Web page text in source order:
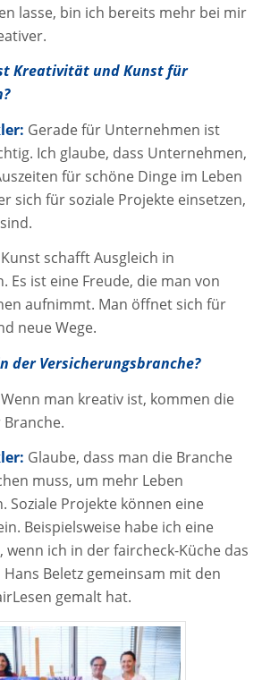
lasse, bin ich bereits mehr bei mir
Kreativität und Kunst für
Gerade für Unternehmen ist
Ich glaube, dass Unternehmen,
für schöne Dinge im Leben
sich für soziale Projekte einsetzen,
Kunst schafft Ausgleich in
Es ist eine Freude, die man von
aufnimmt. Man öffnet sich für
neue Wege.
der Versicherungsbranche?
Wenn man kreativ ist, kommen die
Glaube, dass man die Branche
muss, um mehr Leben
Soziale Projekte können eine
Beispielsweise habe ich eine
wenn ich in der faircheck-Küche das
Hans Beletz gemeinsam mit den
gemalt hat.